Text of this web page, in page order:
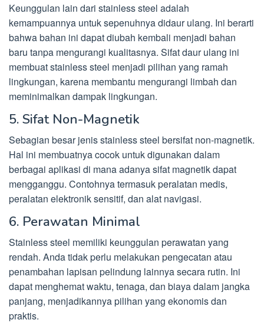
Keunggulan lain dari stainless steel adalah
kemampuannya untuk sepenuhnya didaur ulang. Ini berarti
bahwa bahan ini dapat diubah kembali menjadi bahan
baru tanpa mengurangi kualitasnya. Sifat daur ulang ini
membuat stainless steel menjadi pilihan yang ramah
lingkungan, karena membantu mengurangi limbah dan
meminimalkan dampak lingkungan.
5. Sifat Non-Magnetik
Sebagian besar jenis stainless steel bersifat non-magnetik.
Hal ini membuatnya cocok untuk digunakan dalam
berbagai aplikasi di mana adanya sifat magnetik dapat
mengganggu. Contohnya termasuk peralatan medis,
peralatan elektronik sensitif, dan alat navigasi.
6. Perawatan Minimal
Stainless steel memiliki keunggulan perawatan yang
rendah. Anda tidak perlu melakukan pengecatan atau
penambahan lapisan pelindung lainnya secara rutin. Ini
dapat menghemat waktu, tenaga, dan biaya dalam jangka
panjang, menjadikannya pilihan yang ekonomis dan
praktis.